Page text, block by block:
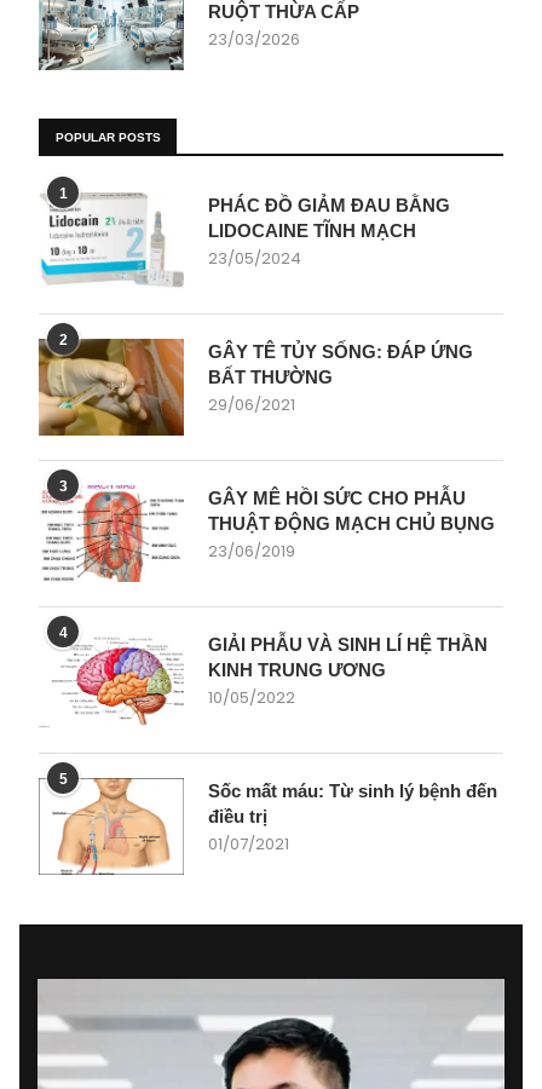
RUỘT THỪA CẤP
23/03/2026
POPULAR POSTS
1
PHÁC ĐỒ GIẢM ĐAU BẰNG
LIDOCAINE TĨNH MẠCH
23/05/2024
2
GÂY TÊ TỦY SỐNG: ĐÁP ỨNG
BẤT THƯỜNG
29/06/2021
3
GÂY MÊ HỒI SỨC CHO PHẪU
THUẬT ĐỘNG MẠCH CHỦ BỤNG
23/06/2019
4
GIẢI PHẪU VÀ SINH LÍ HỆ THẦN
KINH TRUNG ƯƠNG
10/05/2022
5
Sốc mất máu: Từ sinh lý bệnh đến
điều trị
01/07/2021